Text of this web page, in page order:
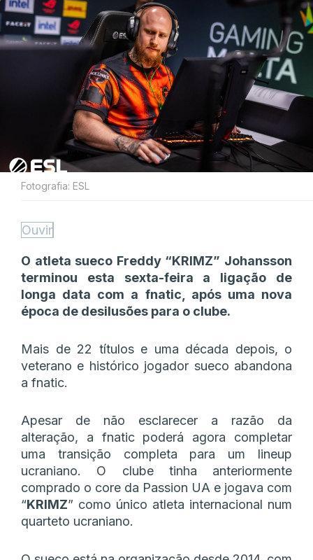
Fotografia: ESL
Ouvir
O atleta sueco Freddy “⁠KRIMZ⁠” Johansson
terminou esta sexta-feira a ligação de
longa data com a fnatic, após uma nova
época de desilusões para o clube.
Mais de 22 títulos e uma década depois, o
veterano e histórico jogador sueco abandona
a fnatic.
Apesar de não esclarecer a razão da
alteração, a fnatic poderá agora completar
uma transição completa para um lineup
ucraniano. O clube tinha anteriormente
comprado o core da Passion UA e jogava com
“KRIMZ” como único atleta internacional num
quarteto ucraniano.